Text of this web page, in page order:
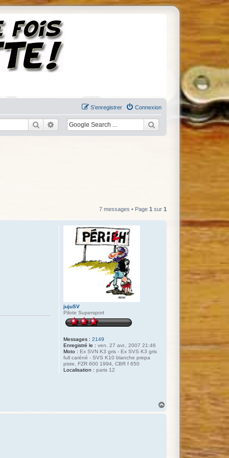
Connexion
S’enregistrer
RechercherRecherche avancée
7 messages • Page 1 sur 1
jujuSV
Pilote Supersport
Messages : 2149
Enregistré le : ven. 27 avr., 2007 21:46
Moto : Ex SVN K3 gris - Ex SVS K3 gris
full caréné - SVS K10 blanche prepa
piste, FZR 600 1994, CBR f 650
Localisation : paris 12